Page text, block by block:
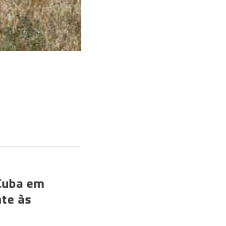
em
às